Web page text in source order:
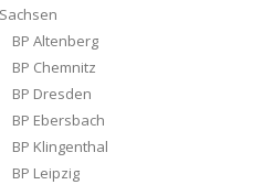
BP Altenberg
BP Chemnitz
BP Dresden
BP Ebersbach
BP Klingenthal
BP Leipzig